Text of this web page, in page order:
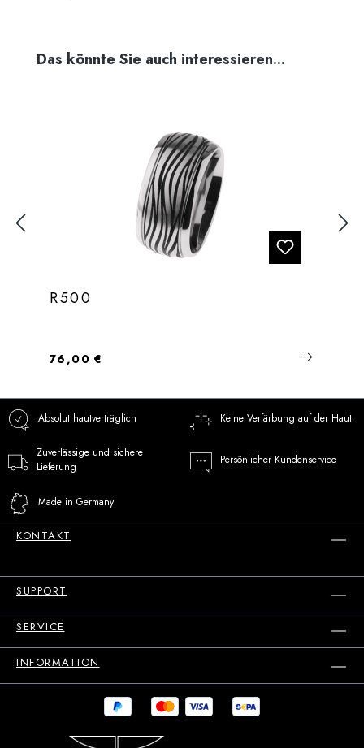
Produktgalerie überspringen
Das könnte Sie auch interessieren...
R500
Regulärer Preis:
76,00 €
Absolut hautverträglich Keine Verfärbung auf der Haut
Zuverlässige und sichere
Lieferung
Persönlicher Kundenservice
Made in Germany
KONTAKT
SUPPORT
SERVICE
INFORMATION